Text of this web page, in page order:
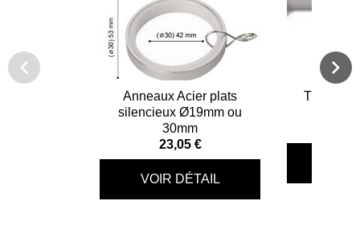
Anneaux Acier plats
silencieux Ø19mm ou
30mm
23,05 €
Tringle à